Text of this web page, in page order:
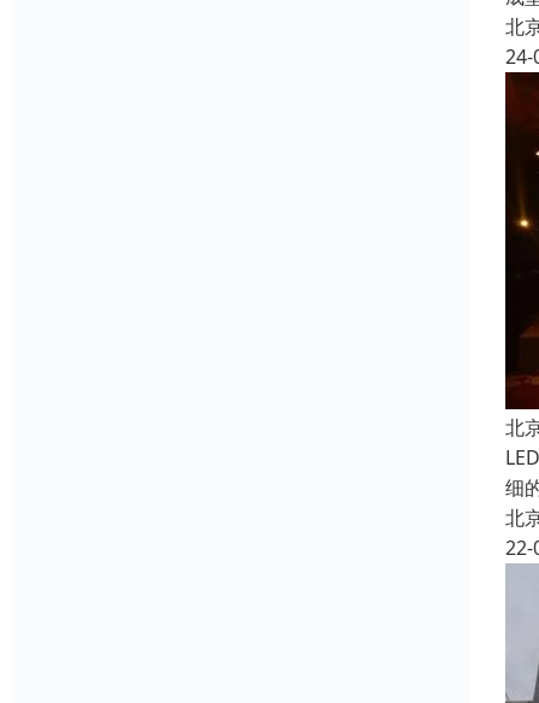
北
24-
北
细
北
22-